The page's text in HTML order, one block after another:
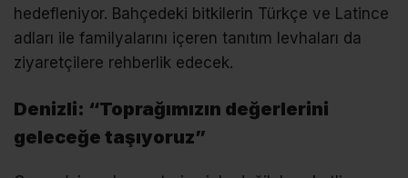
hedefleniyor. Bahçedeki bitkilerin Türkçe ve Latince
adları ile familyalarını içeren tanıtım levhaları da
ziyaretçilere rehberlik edecek.
Denizli: “Toprağımızın değerlerini
geleceğe taşıyoruz”